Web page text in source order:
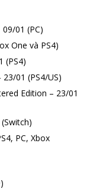
01 (PC)
One và PS4)
(PS4)
01 (PS4/US)
Edition – 23/01
PC, Xbox